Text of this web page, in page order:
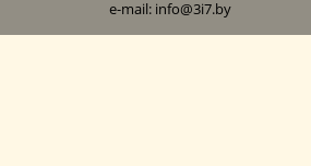
e-mail: info@3i7.by